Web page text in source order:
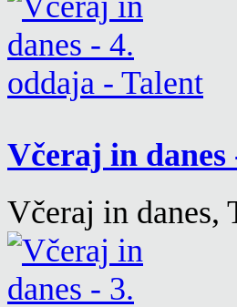
Včeraj in
Včeraj in danes,